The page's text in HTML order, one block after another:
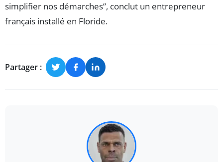
simplifier nos démarches”, conclut un entrepreneur
français installé en Floride.
Partager :